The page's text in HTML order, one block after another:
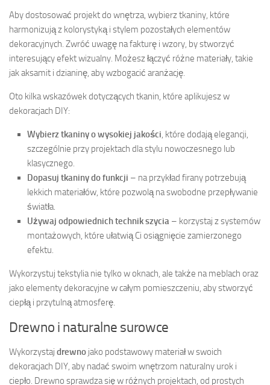
Aby dostosować projekt do wnętrza, wybierz tkaniny, które
harmonizują z kolorystyką i stylem pozostałych elementów
dekoracyjnych. Zwróć uwagę na fakturę i wzory, by stworzyć
interesujący efekt wizualny. Możesz łączyć różne materiały, takie
jak aksamit i dzianinę, aby wzbogacić aranżację.
Oto kilka wskazówek dotyczących tkanin, które aplikujesz w
dekoracjach DIY:
Wybierz tkaniny o wysokiej jakości, które dodają elegancji,
szczególnie przy projektach dla stylu nowoczesnego lub
klasycznego.
Dopasuj tkaniny do funkcji – na przykład firany potrzebują
lekkich materiałów, które pozwolą na swobodne przepływanie
światła.
Używaj odpowiednich technik szycia – korzystaj z systemów
montażowych, które ułatwią Ci osiągnięcie zamierzonego
efektu.
Wykorzystuj tekstylia nie tylko w oknach, ale także na meblach oraz
jako elementy dekoracyjne w całym pomieszczeniu, aby stworzyć
ciepłą i przytulną atmosferę.
Drewno i naturalne surowce
Wykorzystaj drewno jako podstawowy materiał w swoich
dekoracjach DIY, aby nadać swoim wnętrzom naturalny urok i
ciepło. Drewno sprawdza się w różnych projektach, od prostych